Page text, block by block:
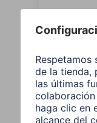
con
00118090
259,00